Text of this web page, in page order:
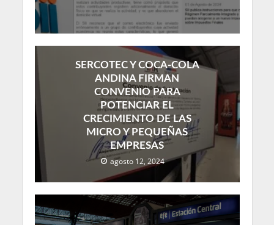
SERCOTEC Y COCA-COLA
ANDINA FIRMAN
CONVENIO PARA
POTENCIAR EL
CRECIMIENTO DE LAS
MICRO Y PEQUEÑAS
EMPRESAS
agosto 12, 2024